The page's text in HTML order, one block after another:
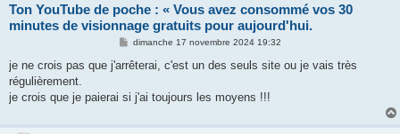
Ton YouTube de poche : « Vous avez consommé vos 30
minutes de visionnage gratuits pour aujourd'hui.
M
s
g
e
dimanche 17 novembre 2024 19:32
je ne crois pas que j'arrêterai, c'est un des seuls site ou je vais très
régulièrement.
je crois que je paierai si j'ai toujours les moyens !!!